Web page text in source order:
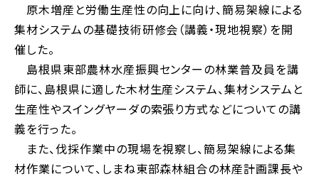
原木増産と労働生産性の向上に向け、簡易架線による
集材システムの基礎技術研修会（講義・現地視察）を開
催した。
島根県東部農林水産振興センターの林業普及員を講
師に、島根県に適した木材生産システム、集材システムと
生産性やスイングヤーダの索張り方式などについての講
義を行った。
また、伐採作業中の現場を視察し、簡易架線による集
材作業について、しまね東部森林組合の林産計画課長や